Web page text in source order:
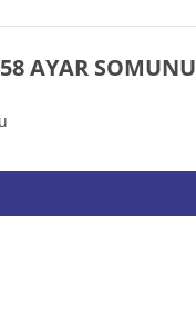
AYAR SOMUNU